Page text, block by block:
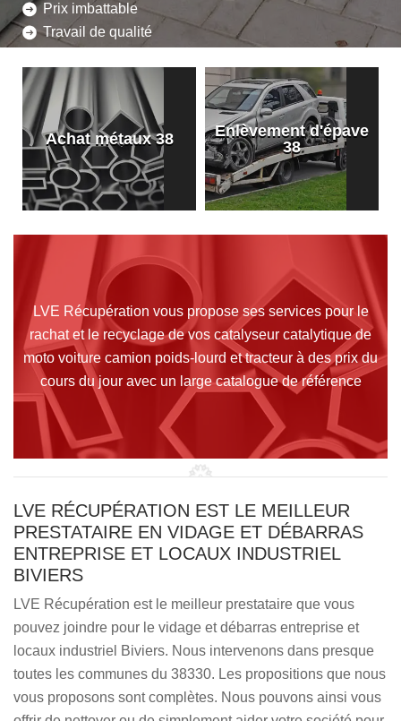
Prix imbattable
Travail de qualité
Achat métaux 38
Enlèvement d'épave
38
LVE Récupération vous propose ses services pour le
rachat et le recyclage de vos catalyseur catalytique de
moto voiture camion poids-lourd et tracteur à des prix du
cours du jour avec un large catalogue de référence
LVE RÉCUPÉRATION EST LE MEILLEUR
PRESTATAIRE EN VIDAGE ET DÉBARRAS
ENTREPRISE ET LOCAUX INDUSTRIEL
BIVIERS
LVE Récupération est le meilleur prestataire que vous
pouvez joindre pour le vidage et débarras entreprise et
locaux industriel Biviers. Nous intervenons dans presque
toutes les communes du 38330. Les propositions que nous
vous proposons sont complètes. Nous pouvons ainsi vous